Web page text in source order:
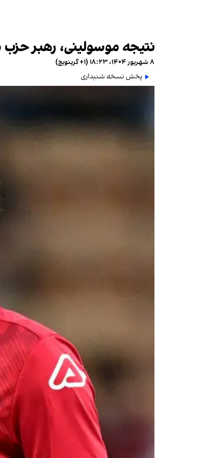
نتیجه موسولینی، رهبر حزب
۸ شهریور ۱۴۰۴، ۱۸:۲۳ (‎+۱ گرینویچ)
پخش نسخه شنیداری